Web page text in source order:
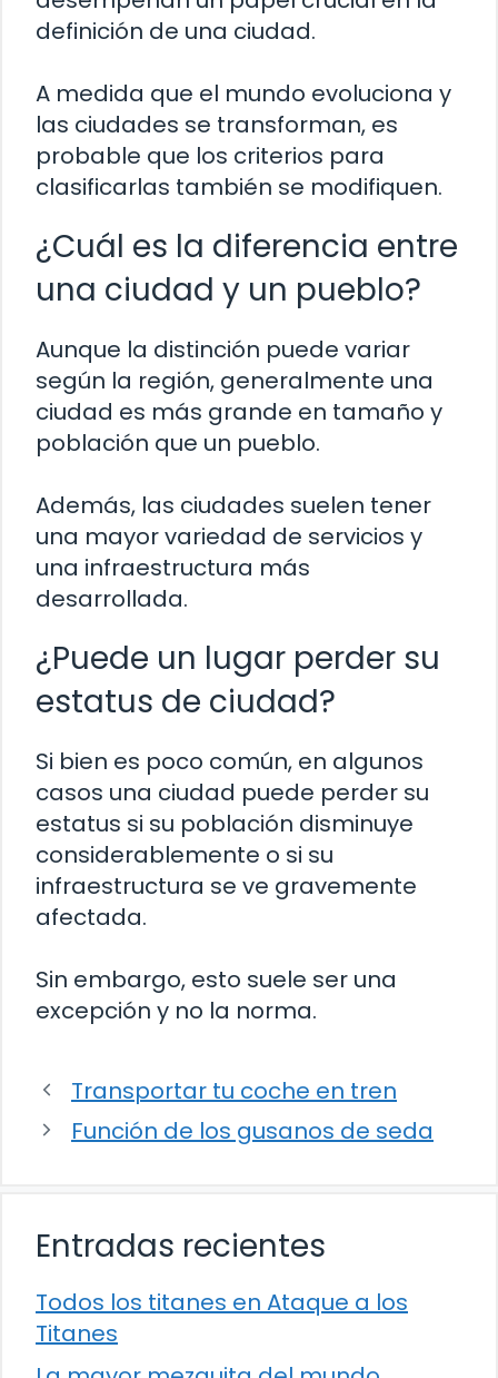
definición de una ciudad.
A medida que el mundo evoluciona y
las ciudades se transforman, es
probable que los criterios para
clasificarlas también se modifiquen.
¿Cuál es la diferencia entre
una ciudad y un pueblo?
Aunque la distinción puede variar
según la región, generalmente una
ciudad es más grande en tamaño y
población que un pueblo.
Además, las ciudades suelen tener
una mayor variedad de servicios y
una infraestructura más
desarrollada.
¿Puede un lugar perder su
estatus de ciudad?
Si bien es poco común, en algunos
casos una ciudad puede perder su
estatus si su población disminuye
considerablemente o si su
infraestructura se ve gravemente
afectada.
Sin embargo, esto suele ser una
excepción y no la norma.
Transportar tu coche en tren
Función de los gusanos de seda
Entradas recientes
Todos los titanes en Ataque a los
Titanes